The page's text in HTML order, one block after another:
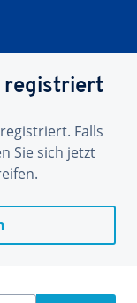
registriert
Falls
Sie sich jetzt